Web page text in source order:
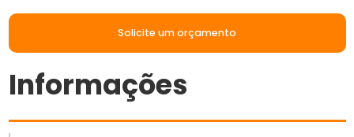
Solicite um orçamento
Informações